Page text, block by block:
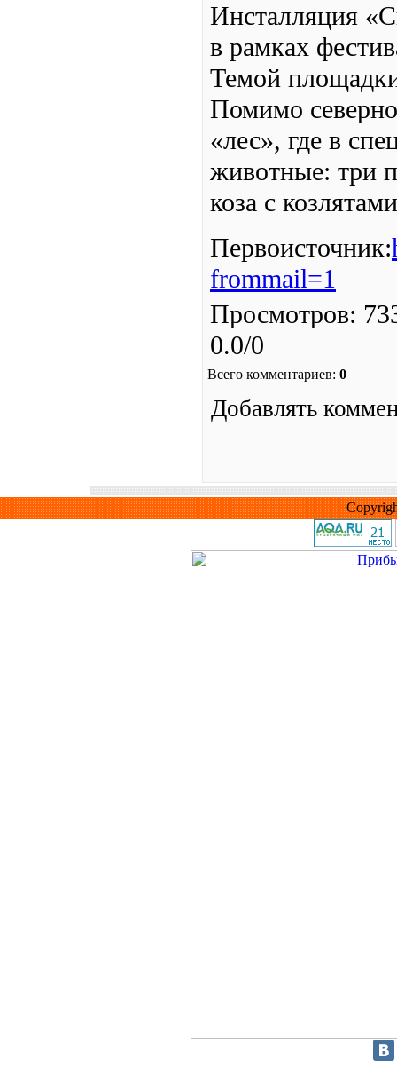
Инсталляция
в рамках
Темой
Помимо
«лес», где в
животные: три
коза с
Первоисточник:
frommail=1
Просмотров:
0.0/0
Всего комментариев: 0
Добавлять